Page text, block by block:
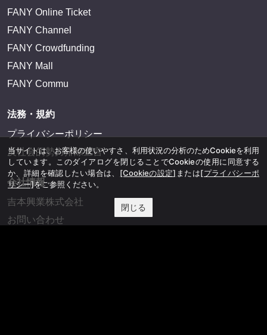
FANY Online Ticket
FANY Channel
FANY Crowdfunding
FANY Mall
FANY Commu
法務・規約
プライバシーポリシー
反社会的勢力排除宣言
会社情報
吉本興業株式会社
お問い合わせ
当サイトは、お客様の使いやすさ、利用状況の分析のためCookieを利用
しています。このダイアログを閉じることでCookieの使用に同意する
か、詳細を確認したい場合は、 [Cookieの設定] または[プライバシーポ
リシー]をご参照ください。
閉じる